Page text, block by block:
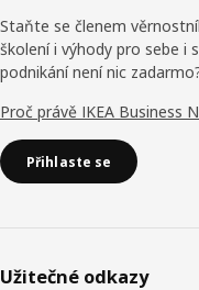
Staňte se členem
školení i výhody pro sebe i
podnikání není nic
Proč právě IKEA Business
Přihlaste se
Užitečné odkazy